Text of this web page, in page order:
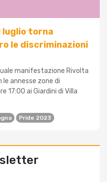
luglio torna
le discriminazioni
manifestazione Rivolta
le annesse zone di
17:00 ai Giardini di Villa
Pride 2023